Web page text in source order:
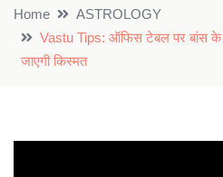
Home
ASTROLOGY
Vastu Tips: ऑफिस टेबल पर बांस
जाएगी किस्मत